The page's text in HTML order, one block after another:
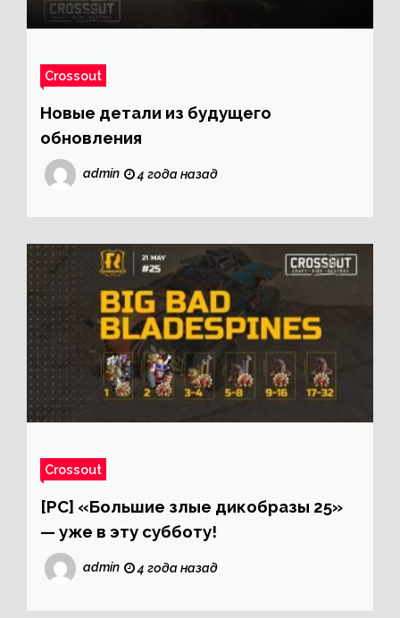
Crossout
Новые детали из будущего
обновления
admin 4 года назад
Crossout
[PC] «Большие злые дикобразы 25»
— уже в эту субботу!
admin 4 года назад